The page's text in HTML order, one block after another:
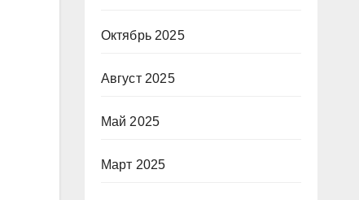
Октябрь 2025
Август 2025
Май 2025
Март 2025